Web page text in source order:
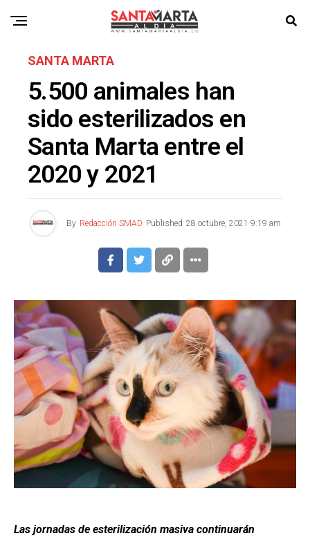
SANTA MARTA
5.500 animales han
sido esterilizados en
Santa Marta entre el
2020 y 2021
By Redacción SMAD Published 28 octubre, 2021 9:19 am
Las jornadas de esterilización masiva continuarán